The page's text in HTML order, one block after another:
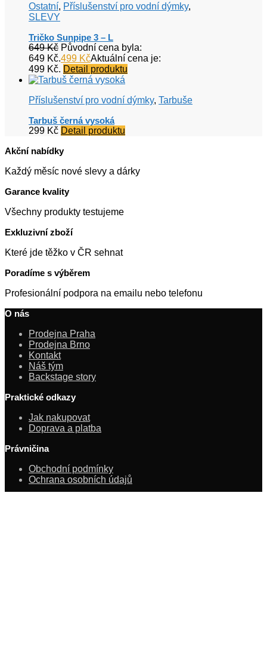
Ostatní, Příslušenství pro vodní dýmky,
SLEVY
Tričko Sunpipe 3 – L
649Kč Původní cena byla:
649 Kč.499 KčAktuální cena je:
499 Kč. Detail produktu
Příslušenství pro vodní dýmky, Tarbuše
Tarbuš černá vysoká
299 Kč Detail produktu
Akční nabídky
Každý měsíc nové slevy a dárky
Garance kvality
Všechny produkty testujeme
Exkluzivní zboží
Které jde těžko v ČR sehnat
Poradíme s výběrem
Profesionální podpora na emailu nebo telefonu
O nás
Prodejna Praha
Prodejna Brno
Kontakt
Náš tým
Backstage story
Praktické odkazy
Jak nakupovat
Doprava a platba
Právničina
Obchodní podmínky
Ochrana osobních údajů